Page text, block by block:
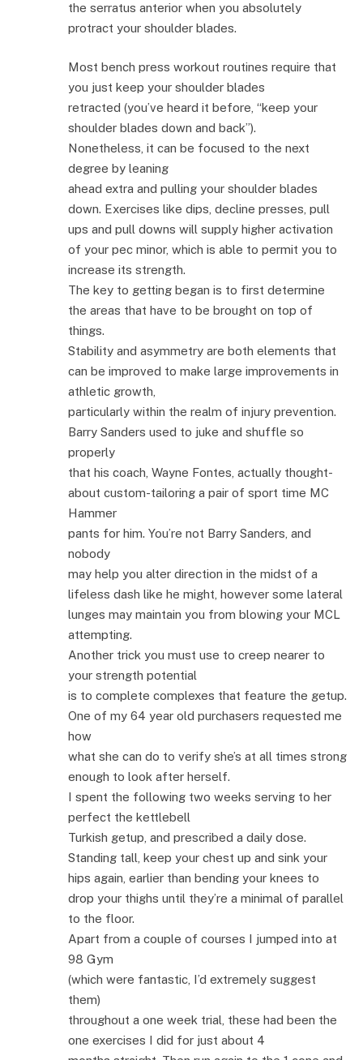
the serratus anterior when you absolutely
protract your shoulder blades.
Most bench press workout routines require that
you just keep your shoulder blades
retracted (you’ve heard it before, “keep your
shoulder blades down and back”).
Nonetheless, it can be focused to the next
degree by leaning
ahead extra and pulling your shoulder blades
down. Exercises like dips, decline presses, pull
ups and pull downs will supply higher activation
of your pec minor, which is able to permit you to
increase its strength.
The key to getting began is to first determine
the areas that have to be brought on top of
things.
Stability and asymmetry are both elements that
can be improved to make large improvements in
athletic growth,
particularly within the realm of injury prevention.
Barry Sanders used to juke and shuffle so
properly
that his coach, Wayne Fontes, actually thought-
about custom-tailoring a pair of sport time MC
Hammer
pants for him. You’re not Barry Sanders, and
nobody
may help you alter direction in the midst of a
lifeless dash like he might, however some lateral
lunges may maintain you from blowing your MCL
attempting.
Another trick you must use to creep nearer to
your strength potential
is to complete complexes that feature the getup.
One of my 64 year old purchasers requested me
how
what she can do to verify she’s at all times strong
enough to look after herself.
I spent the following two weeks serving to her
perfect the kettlebell
Turkish getup, and prescribed a daily dose.
Standing tall, keep your chest up and sink your
hips again, earlier than bending your knees to
drop your thighs until they’re a minimal of parallel
to the floor.
Apart from a couple of courses I jumped into at
98 Gym
(which were fantastic, I’d extremely suggest
them)
throughout a one week trial, these had been the
one exercises I did for just about 4